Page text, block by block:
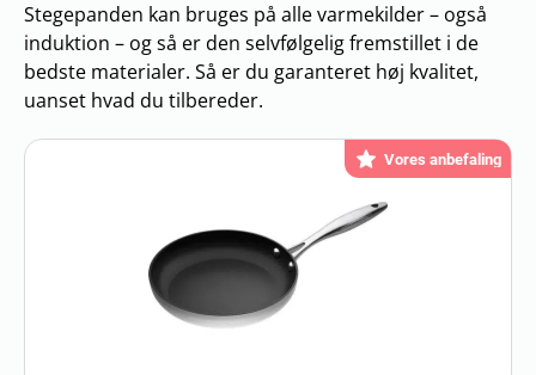
Stegepanden kan bruges på alle varmekilder – også
induktion – og så er den selvfølgelig fremstillet i de
bedste materialer. Så er du garanteret høj kvalitet,
uanset hvad du tilbereder.
Vores anbefaling